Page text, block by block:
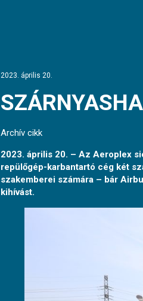
2023. április 20.
Archív cikk
2023. április 20. – Az Aeroplex
repülőgép-karbantartó cég két
szakemberei számára – bár
kihívást.